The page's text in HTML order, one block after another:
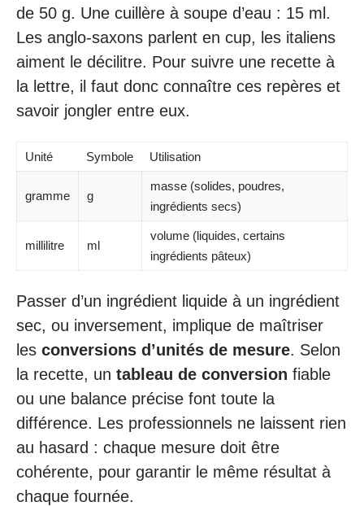
de 50 g. Une cuillère à soupe d’eau : 15 ml.
Les anglo-saxons parlent en cup, les italiens
aiment le décilitre. Pour suivre une recette à
la lettre, il faut donc connaître ces repères et
savoir jongler entre eux.
Unité Symbole Utilisation
gramme g
masse (solides, poudres,
ingrédients secs)
millilitre ml
volume (liquides, certains
ingrédients pâteux)
Passer d’un ingrédient liquide à un ingrédient
sec, ou inversement, implique de maîtriser
les conversions d’unités de mesure. Selon
la recette, un tableau de conversion fiable
ou une balance précise font toute la
différence. Les professionnels ne laissent rien
au hasard : chaque mesure doit être
cohérente, pour garantir le même résultat à
chaque fournée.